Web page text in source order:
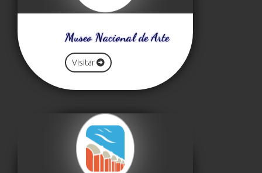
Museo Nacional de Arte
Visitar